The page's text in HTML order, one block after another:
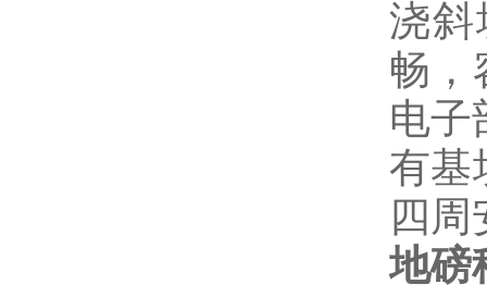
浇斜
畅，
电子
有基
四周
地磅